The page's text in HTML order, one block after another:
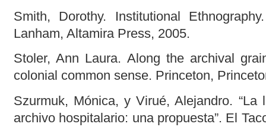
Smith, Dorothy. Institutional
Lanham, Altamira Press, 2005.
Stoler, Ann Laura. Along the archival
colonial common sense. Princeton,
Szurmuk, Mónica, y Virué, Alejandro. “La
archivo hospitalario: una propuesta”. El